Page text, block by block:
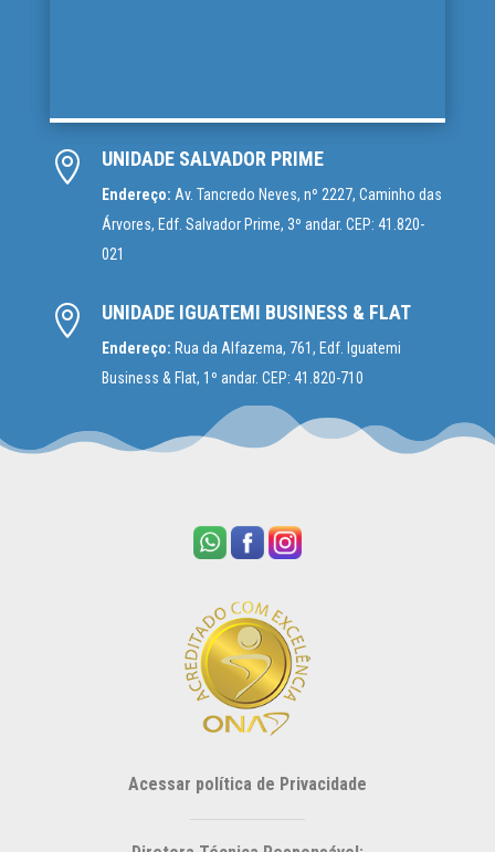
 UNIDADE SALVADOR PRIME
Endereço: Av. Tancredo Neves, nº 2227, Caminho das
Árvores, Edf. Salvador Prime, 3º andar. CEP: 41.820-
021
 UNIDADE IGUATEMI BUSINESS & FLAT
Endereço: Rua da Alfazema, 761, Edf. Iguatemi
Business & Flat, 1º andar. CEP: 41.820-710
Acessar política de Privacidade